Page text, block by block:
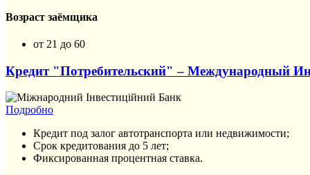
Возраст заёмщика
от 21 до 60
Кредит "Потребительский" – Международный
Подробно
Кредит под залог автотранспорта или недвижимости;
Срок кредитования до 5 лет;
Фиксированная процентная ставка.